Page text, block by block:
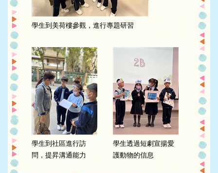
學生到美荷樓參觀，進行專題研習
學生到社區進行訪
問，提昇溝通能力
學生透過短劇宣揚愛
護動物的信息